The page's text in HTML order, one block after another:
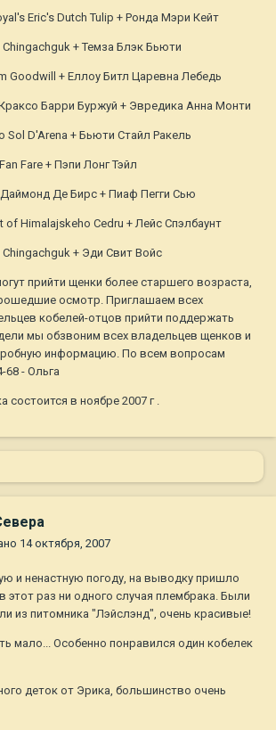
Eric's Dutch Tulip + Ронда Мэри Кейт
Chingachguk + Темза Блэк Бьюти
Goodwill + Еллоу Битл Царевна Лебедь
Барри Буржуй + Эвредика Анна Монти
Sol D'Arena + Бьюти Стайл Ракель
Fare + Пэпи Лонг Тэйл
Де Бирс + Пиаф Пегги Сью
of Himalajskeho Cedru + Лейс Спэлбаунт
Chingachguk + Эди Свит Войс
прийти щенки более старшего возраста,
осмотр. Приглашаем всех
кобелей-отцов прийти поддержать
мы обзвоним всех владельцев щенков и
информацию. По всем вопросам
68 - Ольга
в ноябре 2007 г .
14 октября, 2007
и ненастную погоду, на выводку пришло
этот раз ни одного случая плембрака. Были
из питомника "Лэйслэнд", очень красивые!
мало... Особенно понравился один кобелек
деток от Эрика, большинство очень